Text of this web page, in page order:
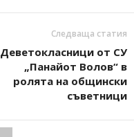
Следваща статия
Деветокласници от СУ
„Панайот Волов“ в
ролята на общински
съветници